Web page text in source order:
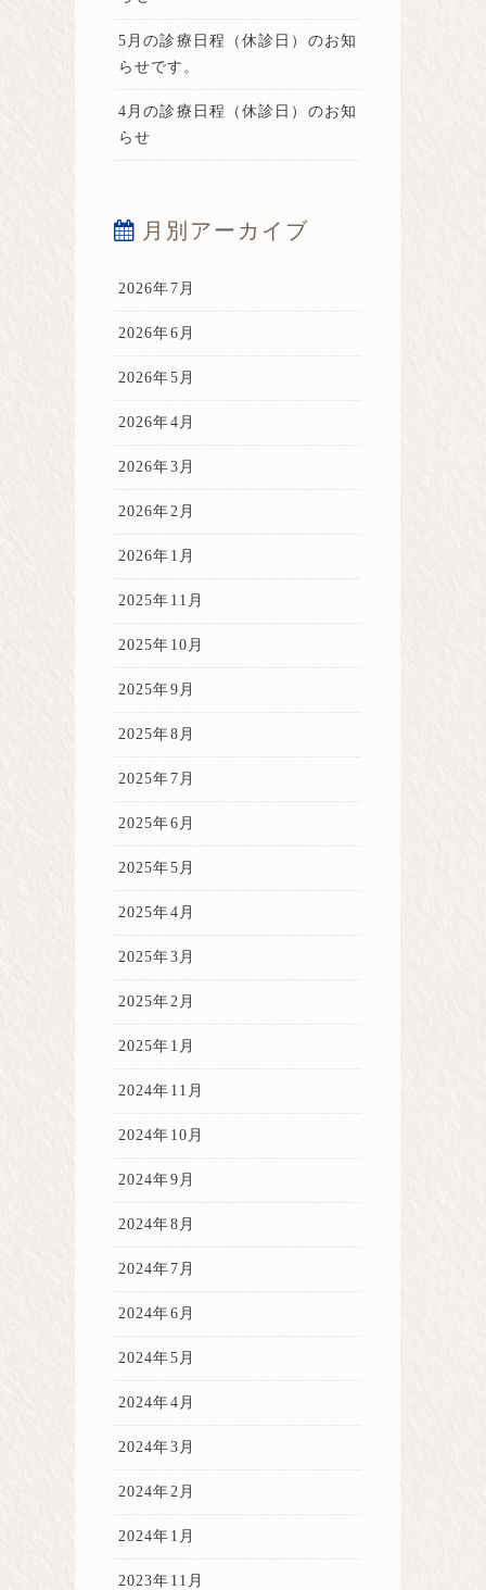
5月の診療日程（休診日）のお知
らせです。
4月の診療日程（休診日）のお知
らせ
月別アーカイブ
2026年7月
2026年6月
2026年5月
2026年4月
2026年3月
2026年2月
2026年1月
2025年11月
2025年10月
2025年9月
2025年8月
2025年7月
2025年6月
2025年5月
2025年4月
2025年3月
2025年2月
2025年1月
2024年11月
2024年10月
2024年9月
2024年8月
2024年7月
2024年6月
2024年5月
2024年4月
2024年3月
2024年2月
2024年1月
2023年11月